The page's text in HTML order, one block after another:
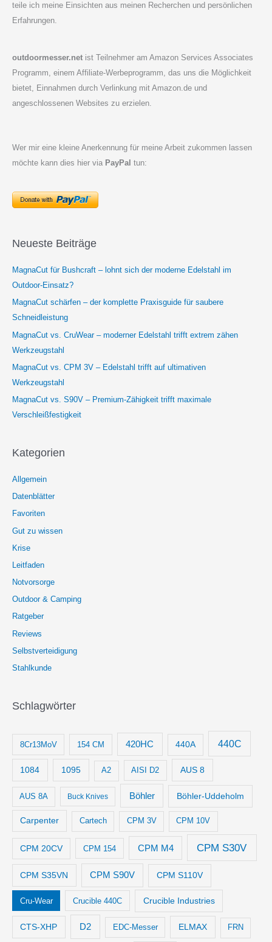
teile ich meine Einsichten aus meinen Recherchen und persönlichen
Erfahrungen.
outdoormesser.netist Teilnehmer am Amazon Services Associates
Programm, einem Affiliate-Werbeprogramm, das uns die Möglichkeit
bietet, Einnahmen durch Verlinkung mit Amazon.de und
angeschlossenen Websites zu erzielen.
Wer mir eine kleine Anerkennung für meine Arbeit zukommen lassen
möchte kann dies hier via PayPal tun:
Neueste Beiträge
MagnaCut für Bushcraft – lohnt sich der moderne Edelstahl im
Outdoor-Einsatz?
MagnaCut schärfen – der komplette Praxisguide für saubere
Schneidleistung
MagnaCut vs. CruWear – moderner Edelstahl trifft extrem zähen
Werkzeugstahl
MagnaCut vs. CPM 3V – Edelstahl trifft auf ultimativen
Werkzeugstahl
MagnaCut vs. S90V – Premium-Zähigkeit trifft maximale
Verschleißfestigkeit
Kategorien
Allgemein
Datenblätter
Favoriten
Gut zu wissen
Krise
Leitfaden
Notvorsorge
Outdoor & Camping
Ratgeber
Reviews
Selbstverteidigung
Stahlkunde
Schlagwörter
8Cr13MoV 154 CM 420HC 440A 440C
1084 1095 A2 AISI D2 AUS 8
AUS 8A Buck Knives Böhler Böhler-Uddeholm
Carpenter Cartech CPM 3V CPM 10V
CPM 20CV CPM 154 CPM M4 CPM S30V
CPM S35VN CPM S90V CPM S110V
Cru-Wear Crucible 440C Crucible Industries
CTS-XHP D2 EDC-Messer ELMAX FRN